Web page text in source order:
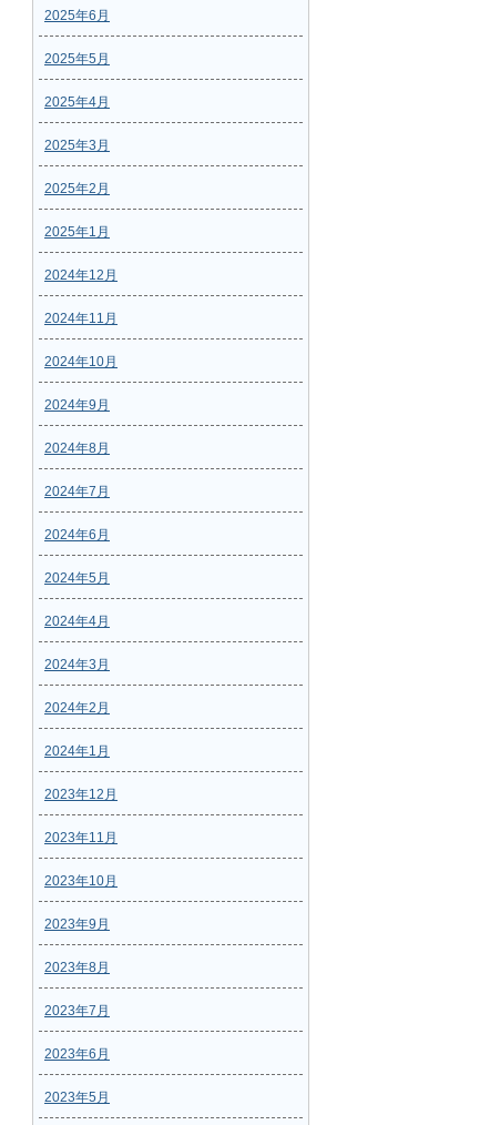
2025年6月
2025年5月
2025年4月
2025年3月
2025年2月
2025年1月
2024年12月
2024年11月
2024年10月
2024年9月
2024年8月
2024年7月
2024年6月
2024年5月
2024年4月
2024年3月
2024年2月
2024年1月
2023年12月
2023年11月
2023年10月
2023年9月
2023年8月
2023年7月
2023年6月
2023年5月